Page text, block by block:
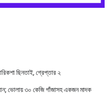
ছিনতাই, গ্রেপ্তার ২
ভোলায় ৩০ কেজি গাঁজাসহ একজন মাদক